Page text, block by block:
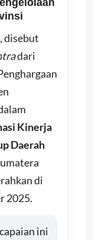
disebut
dari
Kinerja
Daerah
di
2025.
ini